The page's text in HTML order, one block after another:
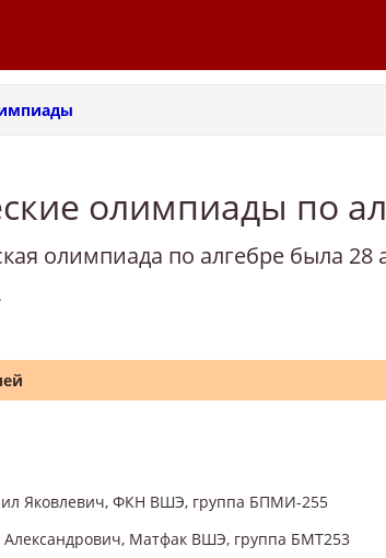
олимпиады по
олимпиада по алгебре была 28
Яковлевич, ФКН ВШЭ, группа БПМИ-255
Матфак ВШЭ, группа БМТ253